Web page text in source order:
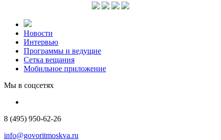
Новости
Интервью
Программы и ведущие
Сетка вещания
Мобильное приложение
Мы в соцсетях
8 (495) 950-62-26
info@govoritmoskva.ru